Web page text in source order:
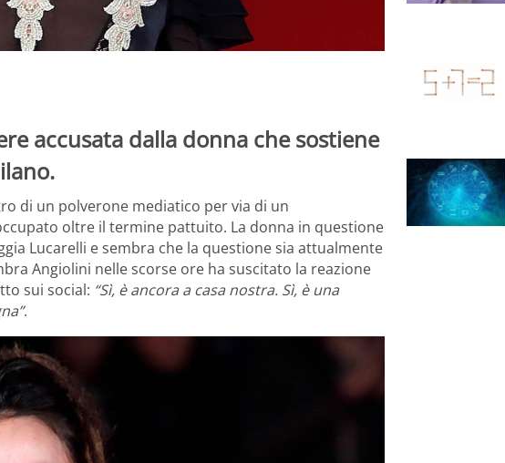
accusata dalla donna che sostiene
di un polverone mediatico per via di un
oltre il termine pattuito. La donna in questione
Lucarelli e sembra che la questione sia attualmente
Angiolini nelle scorse ore ha suscitato la reazione
sui social: “Sì, è ancora a casa nostra. Sì, è una
.